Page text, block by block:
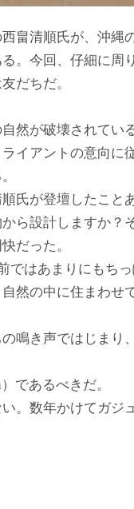
畠清順氏が、沖縄
。今回、仔細に周
だちだ。
然が破壊されてい
イアントの意向に
氏が登壇したこと
ら設計しますか？
だった。
はあまりにもち
然の中に住まわせ
鳴き声ではじまり
であるべきだ。
。数年かけてガジ